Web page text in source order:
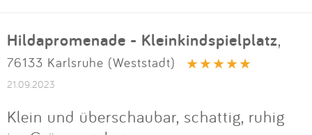
Hildapromenade - Kleinkindspielplatz,
76133 Karlsruhe (Weststadt)
21.09.2023
Klein und überschaubar, schattig, ruhig